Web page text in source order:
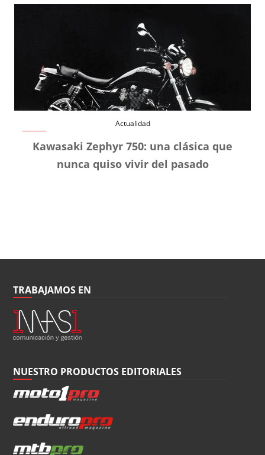
Actualidad
Kawasaki Zephyr 750: una clásica que
nunca quiso vivir del pasado
TRABAJAMOS EN
NUESTRO PRODUCTOS EDITORIALES